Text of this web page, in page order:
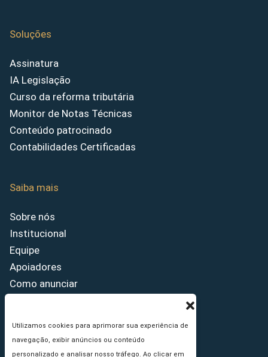
Utilizamos cookies para aprimorar sua experiência de
navegação, exibir anúncios ou conteúdo
personalizado e analisar nosso tráfego. Ao clicar em
Soluções
Assinatura
IA Legislação
Curso da reforma tributária
Monitor de Notas Técnicas
Conteúdo patrocinado
Contabilidades Certificadas
Saiba mais
Sobre nós
Institucional
Equipe
Apoiadores
Como anunciar
Princípios Editoriais